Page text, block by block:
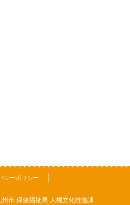
シーポリシー
市 保健福祉局 人権文化推進課